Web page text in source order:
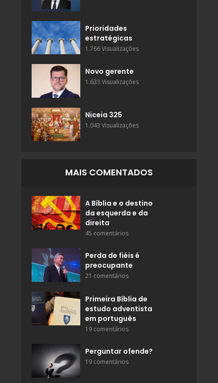
Prioridades
estratégicas
1.766 Visualizações
Novo gerente
1.633 Visualizações
Niceia 325
1.043 Visualizações
MAIS COMENTADOS
A Bíblia e o destino
da esquerda e da
direita
45 comentários
Perda de fiéis é
preocupante
21 comentários
Primeira Bíblia de
estudo adventista
em português
19 comentários
Perguntar ofende?
19 comentários